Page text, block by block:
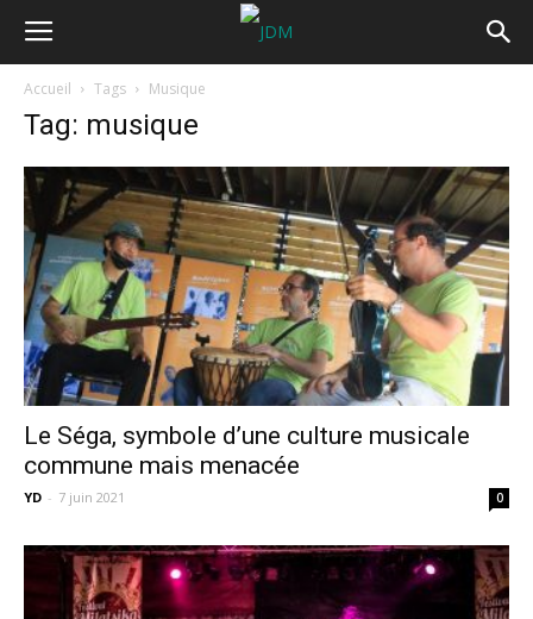
Accueil Tags Musique
Tag: musique
Le Séga, symbole d’une culture musicale
commune mais menacée
YD - 7 juin 2021 0